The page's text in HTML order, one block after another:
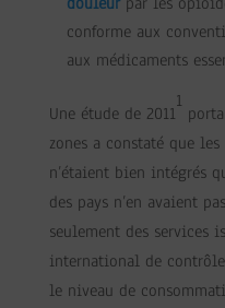
conforme aux
aux médicaments
Une étude de 2011
1
zones a constaté que
n’étaient bien intégrés
des pays n’en avaient
seulement des services
international de
le niveau de